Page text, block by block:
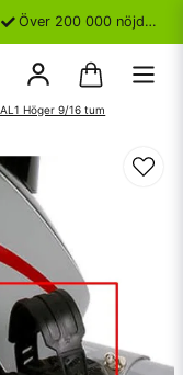
Över 200 000 nöjda kunder
Höger 9/16 tum